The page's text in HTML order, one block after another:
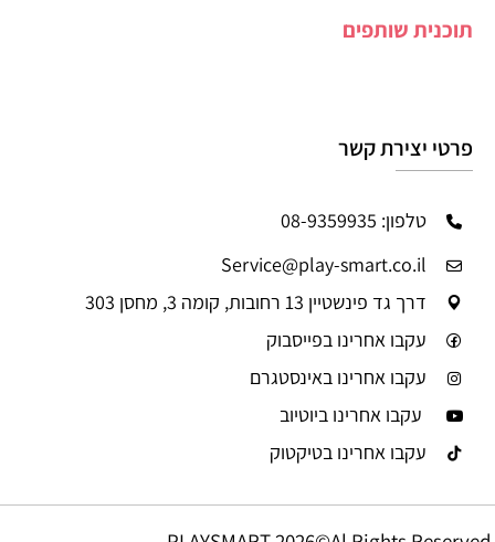
תוכנית שותפים
פרטי יצירת קשר
טלפון: 08-9359935
Service@play-smart.co.il
דרך גד פינשטיין 13 רחובות, קומה 3, מחסן 303
עקבו אחרינו בפייסבוק
עקבו אחרינו באינסטגרם
עקבו אחרינו ביוטיוב
עקבו אחרינו בטיקטוק